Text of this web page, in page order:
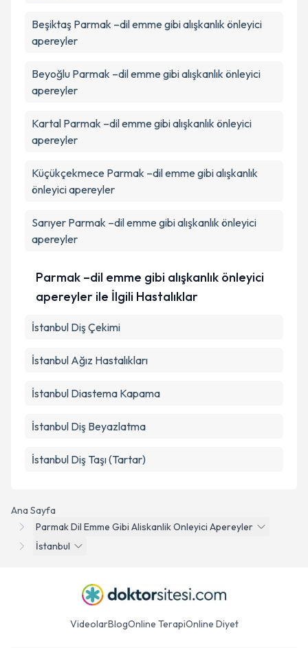
Ana Sayfa
Parmak Dil Emme Gibi Aliskanlik Onleyici Apereyler
İstanbul
Beşiktaş Parmak –dil emme gibi alışkanlık önleyici
apereyler
Beyoğlu Parmak –dil emme gibi alışkanlık önleyici
apereyler
Kartal Parmak –dil emme gibi alışkanlık önleyici
apereyler
Küçükçekmece Parmak –dil emme gibi alışkanlık
önleyici apereyler
Sarıyer Parmak –dil emme gibi alışkanlık önleyici
apereyler
Parmak –dil emme gibi alışkanlık önleyici
apereyler ile İlgili Hastalıklar
İstanbul Diş Çekimi
İstanbul Ağız Hastalıkları
İstanbul Diastema Kapama
İstanbul Diş Beyazlatma
İstanbul Diş Taşı (Tartar)
VideolarBlogOnline TerapiOnline Diyet